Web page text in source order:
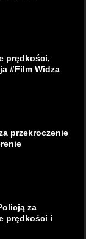
prędkości,
#Film Widza
przekroczenie
za
prędkości i